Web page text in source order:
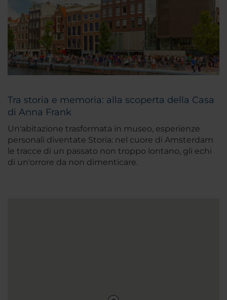
Tra storia e memoria: alla scoperta della Casa
di Anna Frank
Un'abitazione trasformata in museo, esperienze
personali diventate Storia: nel cuore di Amsterdam
le tracce di un passato non troppo lontano, gli echi
di un'orrore da non dimenticare.